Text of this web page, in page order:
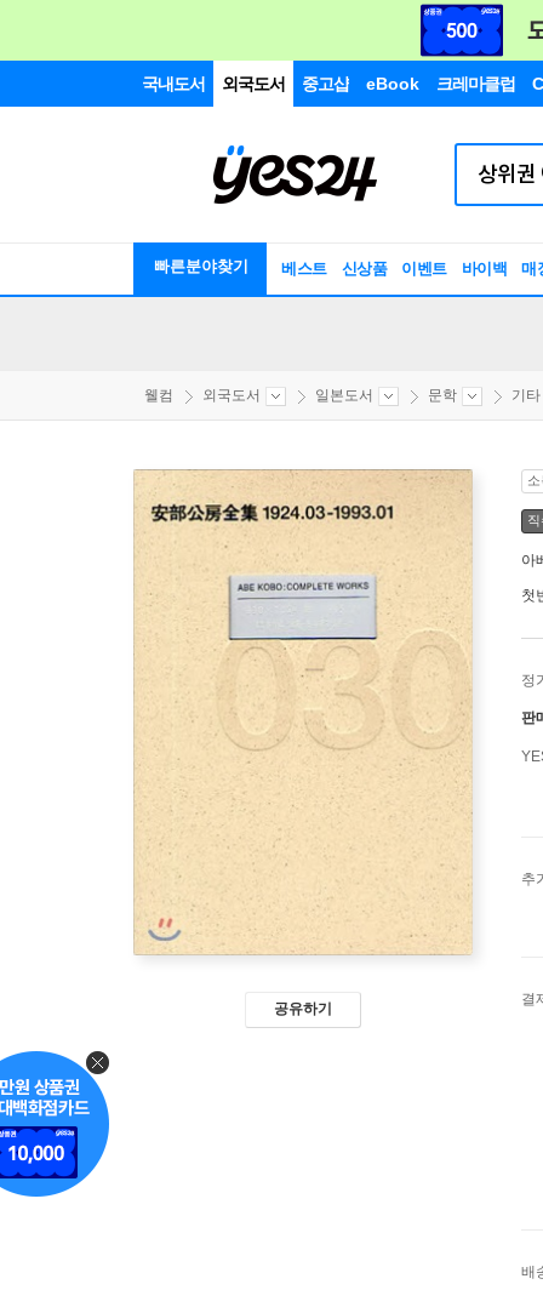
국내도서 외국도서 중고샵 eBook 크레마클럽
빠른분야찾기 베스트 신상품 이벤트 바이백 매
웰컴 외국도서 일본도서 문학 기타
공유하기
아
첫
정
판
추
결
배